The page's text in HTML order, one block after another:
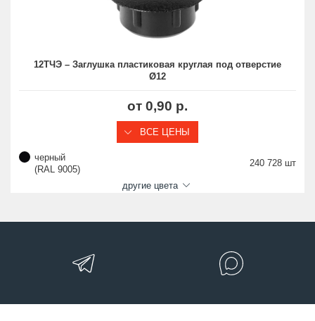
12ТЧЭ – Заглушка пластиковая круглая под отверстие
Ø12
от 0,90 р.
ВСЕ ЦЕНЫ
черный
(RAL 9005)
240 728 шт
другие цвета